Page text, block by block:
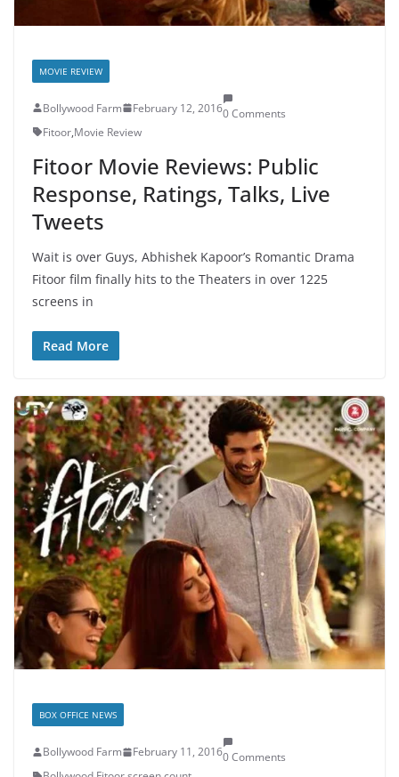
MOVIE REVIEW
Bollywood Farm February 12, 20160 Comments
Fitoor,Movie Review
Fitoor Movie Reviews: Public
Response, Ratings, Talks, Live
Tweets
Wait is over Guys, Abhishek Kapoor’s Romantic Drama
Fitoor film finally hits to the Theaters in over 1225
screens in
Read More
BOX OFFICE NEWS
Bollywood Farm February 11, 20160 Comments